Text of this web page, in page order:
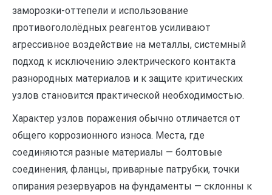
заморозки-оттепели и использование
противогололёдных реагентов усиливают
агрессивное воздействие на металлы, системный
подход к исключению электрического контакта
разнородных материалов и к защите критических
узлов становится практической необходимостью.
Характер узлов поражения обычно отличается от
общего коррозионного износа. Места, где
соединяются разные материалы — болтовые
соединения, фланцы, приварные патрубки, точки
опирания резервуаров на фундаменты — склонны к